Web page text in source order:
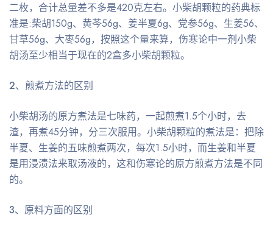
二枚，合计总量差不多是420克左右。小柴胡颗粒的药典标
准是:柴胡150g、黄芩56g、姜半夏6g、党参56g、生姜56、
甘草56g、大枣56g，按照这个量来算，伤寒论中一剂小柴
胡汤至少相当于现在的2盒多小柴胡颗粒。
2、煎煮方法的区别
小柴胡汤的原方煮法是七味药，一起煎煮1.5个小时，去
渣，再煮45分钟，分三次服用。小柴胡颗粒的煮法是：把除
半夏、生姜的五味煎煮两次，每次1.5小时，而生姜和半夏
是用浸渍法来取汤液的，这和伤寒论的原方煎煮方法是不同
的。
3、原料方面的区别